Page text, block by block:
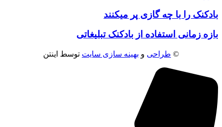
بادکنک را با چه گازی پر میکنند
بازه زمانی استفاده از بادکنک تبلیغاتی
© طراحی و بهینه سازی سایت توسط اینتن